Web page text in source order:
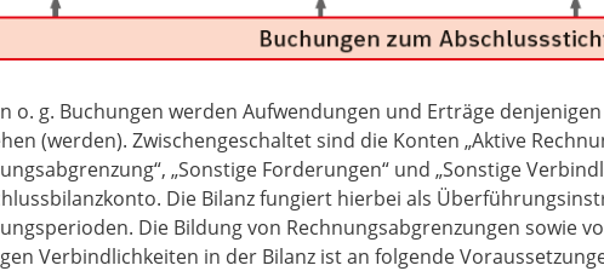
o. g. Buchungen werden Aufwendungen und Erträge
(werden). Zwischengeschaltet sind die Konten „Aktive
„Sonstige Forderungen“ und „Sonstige
Die Bilanz fungiert hierbei als
Die Bildung von Rechnungsabgrenzungen sowie
Verbindlichkeiten in der Bilanz ist an folgende